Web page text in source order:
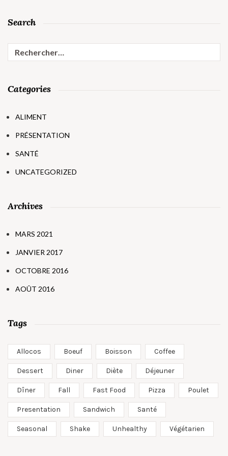
Search
Categories
ALIMENT
PRÉSENTATION
SANTÉ
UNCATEGORIZED
Archives
MARS 2021
JANVIER 2017
OCTOBRE 2016
AOÛT 2016
Tags
Allocos Boeuf Boisson Coffee
Dessert Diner Diète Déjeuner
Dîner Fall Fast Food Pizza Poulet
Presentation Sandwich Santé
Seasonal Shake Unhealthy Végétarien